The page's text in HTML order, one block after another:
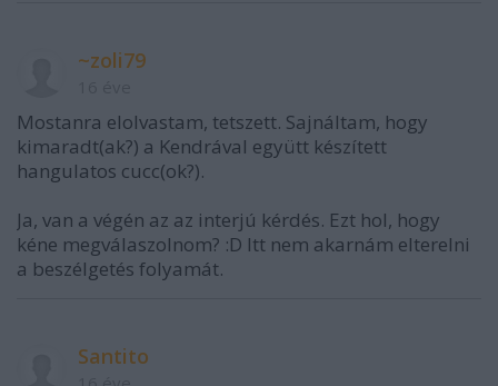
~zoli79
Mostanra elolvastam, tetszett. Sajnáltam, hogy
kimaradt(ak?) a Kendrával együtt készített
hangulatos cucc(ok?).
Ja, van a végén az az interjú kérdés. Ezt hol, hogy
kéne megválaszolnom? :D Itt nem akarnám elterelni
a beszélgetés folyamát.
Santito